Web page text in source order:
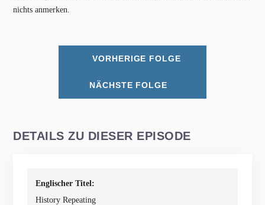
nichts anmerken.
VORHERIGE FOLGE
NÄCHSTE FOLGE
DETAILS ZU DIESER EPISODE
Englischer Titel:
History Repeating